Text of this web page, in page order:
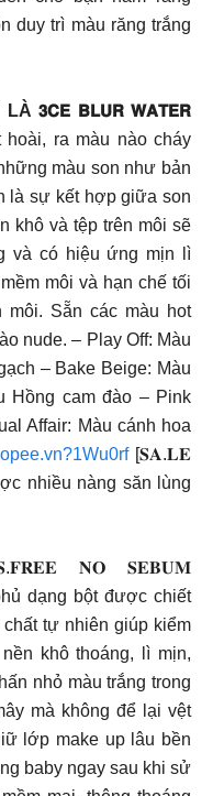
duy trì màu răng trắng
LÀ 𝟯𝗖𝗘 𝗕𝗟𝗨𝗥 𝗪𝗔𝗧𝗘𝗥
ra màu nào cháy
màu son như bản
là sự kết hợp giữa son
khô và tệp trên môi sẽ
và có hiệu ứng mịn lì
môi và hạn chế tối
môi. Sẵn các màu hot
nude. – Play Off: Màu
– Bake Beige: Màu
Hồng cam đào – Pink
Affair: Màu cánh hoa
[𝐒𝐀.𝐋𝐄
nhiều nàng săn lùng
𝐍𝐎 𝐒𝐄𝐁𝐔𝐌
dạng bột được chiết
tự nhiên giúp kiểm
khô thoáng, lì mịn,
nhỏ màu trắng trong
mà không để lại vệt
lớp make up lâu bền
baby ngay sau khi sử